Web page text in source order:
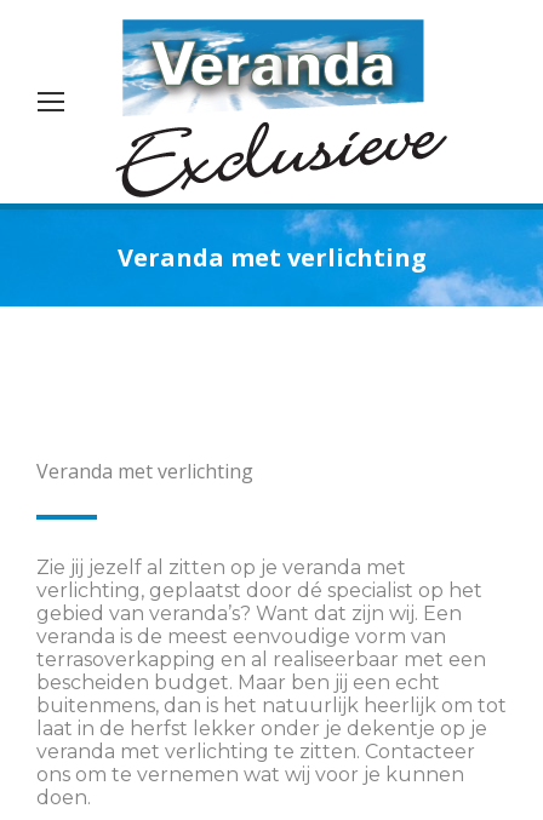
Veranda met verlichting
Veranda met verlichting
Zie jij jezelf al zitten op je veranda met
verlichting, geplaatst door dé specialist op het
gebied van veranda’s? Want dat zijn wij. Een
veranda is de meest eenvoudige vorm van
terrasoverkapping en al realiseerbaar met een
bescheiden budget. Maar ben jij een echt
buitenmens, dan is het natuurlijk heerlijk om tot
laat in de herfst lekker onder je dekentje op je
veranda met verlichting te zitten. Contacteer
ons om te vernemen wat wij voor je kunnen
doen.